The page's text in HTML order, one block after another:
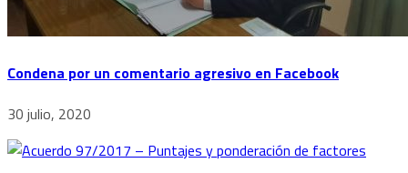
Condena por un comentario agresivo en Facebook
30 julio, 2020